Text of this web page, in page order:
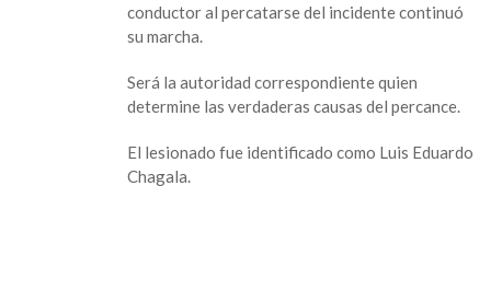
conductor al percatarse del incidente continuó
su marcha.
Será la autoridad correspondiente quien
determine las verdaderas causas del percance.
El lesionado fue identificado como Luis Eduardo
Chagala.